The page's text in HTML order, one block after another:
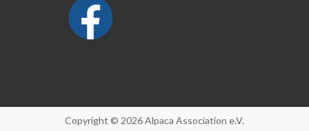
Copyright © 2026 Alpaca Association e.V.